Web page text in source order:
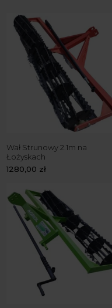
Wał Strunowy 2.1m na
Łożyskach
1280,00 zł